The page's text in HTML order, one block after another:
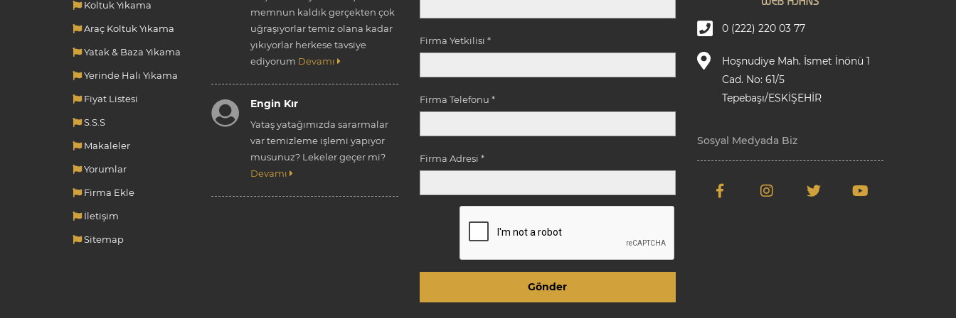
Koltuk Yıkama
Araç Koltuk Yıkama
Yatak & Baza Yıkama
Yerinde Halı Yıkama
Fiyat Listesi
S.S.S
Makaleler
Yorumlar
Firma Ekle
İletişim
Sitemap
memnun kaldık gerçekten çok
uğraşıyorlar temiz olana kadar
yıkıyorlar herkese tavsiye
ediyorum Devamı
Engin Kır
Yataş yatağımızda sararmalar
var temizleme işlemi yapıyor
musunuz? Lekeler geçer mi?
Devamı
Firma Yetkilisi *
Firma Telefonu *
Firma Adresi *
0 (222) 220 03 77
Hoşnudiye Mah. İsmet İnönü 1
Cad. No: 61/5
Tepebaşı/ESKİŞEHİR
Sosyal Medyada Biz